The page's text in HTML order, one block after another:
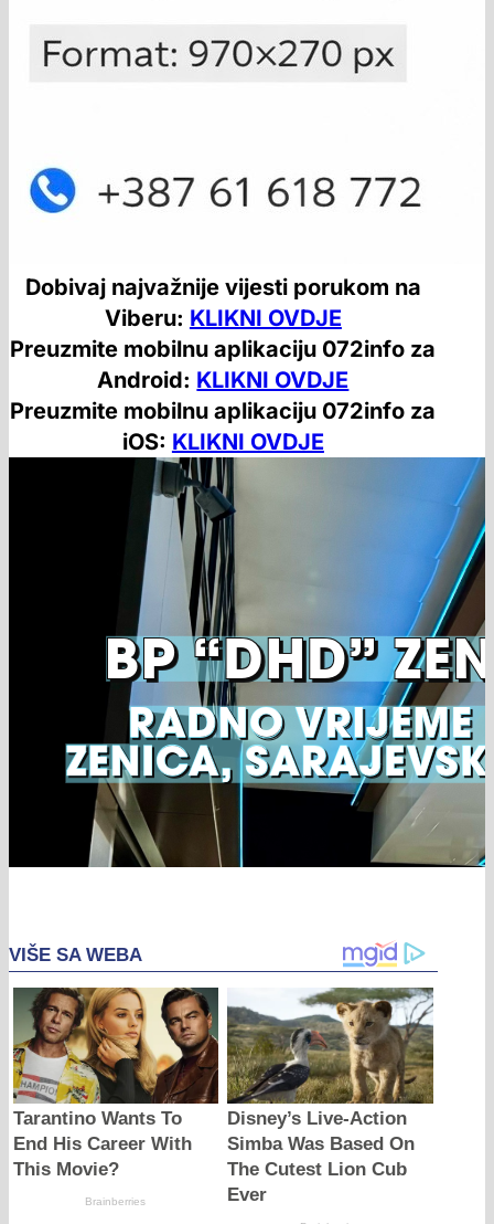
Dobivaj najvažnije vijesti porukom na
Viberu: KLIKNI OVDJE
Preuzmite mobilnu aplikaciju 072info za
Android: KLIKNI OVDJE
Preuzmite mobilnu aplikaciju 072info za
iOS: KLIKNI OVDJE